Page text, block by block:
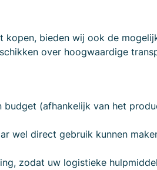
bieden wij ook de
over hoogwaardige
(afhankelijk van het
wel direct gebruik kunnen
zodat uw logistieke